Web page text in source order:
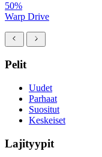
50%
Warp Drive
Pelit
Uudet
Parhaat
Suositut
Keskeiset
Lajityypit